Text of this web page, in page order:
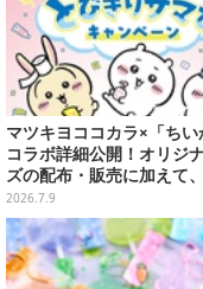
マツキヨココカラ×「ちい
コラボ詳細公開！オリジ
ズの配布・販売に加えて
ッピングや”花火打ち上げ”
り沢山
2026.7.9